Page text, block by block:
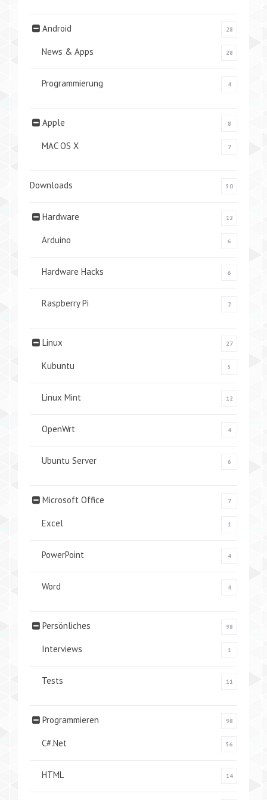
Android 28
News & Apps 28
Programmierung 4
Apple 8
MAC OS X 7
Downloads 50
Hardware 12
Arduino 6
Hardware Hacks 6
Raspberry Pi 2
Linux 27
Kubuntu 5
Linux Mint 12
OpenWrt 4
Ubuntu Server 6
Microsoft Office 7
Excel 1
PowerPoint 4
Word 4
Persönliches 98
Interviews 1
Tests 11
Programmieren 98
C#.Net 56
HTML 14